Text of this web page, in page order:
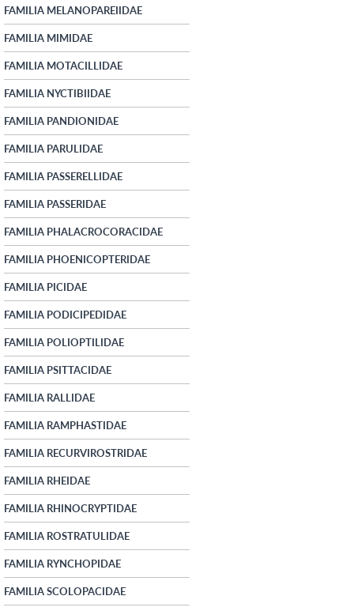
FAMILIA MELANOPAREIIDAE
FAMILIA MIMIDAE
FAMILIA MOTACILLIDAE
FAMILIA NYCTIBIIDAE
FAMILIA PANDIONIDAE
FAMILIA PARULIDAE
FAMILIA PASSERELLIDAE
FAMILIA PASSERIDAE
FAMILIA PHALACROCORACIDAE
FAMILIA PHOENICOPTERIDAE
FAMILIA PICIDAE
FAMILIA PODICIPEDIDAE
FAMILIA POLIOPTILIDAE
FAMILIA PSITTACIDAE
FAMILIA RALLIDAE
FAMILIA RAMPHASTIDAE
FAMILIA RECURVIROSTRIDAE
FAMILIA RHEIDAE
FAMILIA RHINOCRYPTIDAE
FAMILIA ROSTRATULIDAE
FAMILIA RYNCHOPIDAE
FAMILIA SCOLOPACIDAE